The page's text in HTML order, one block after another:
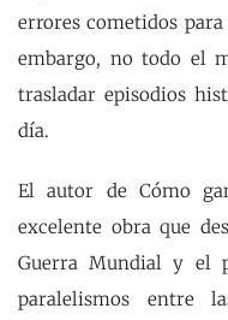
errores cometidos
embargo, no todo el
trasladar episodios
día.
El autor de Cómo
excelente obra que
Guerra Mundial y el
paralelismos entre